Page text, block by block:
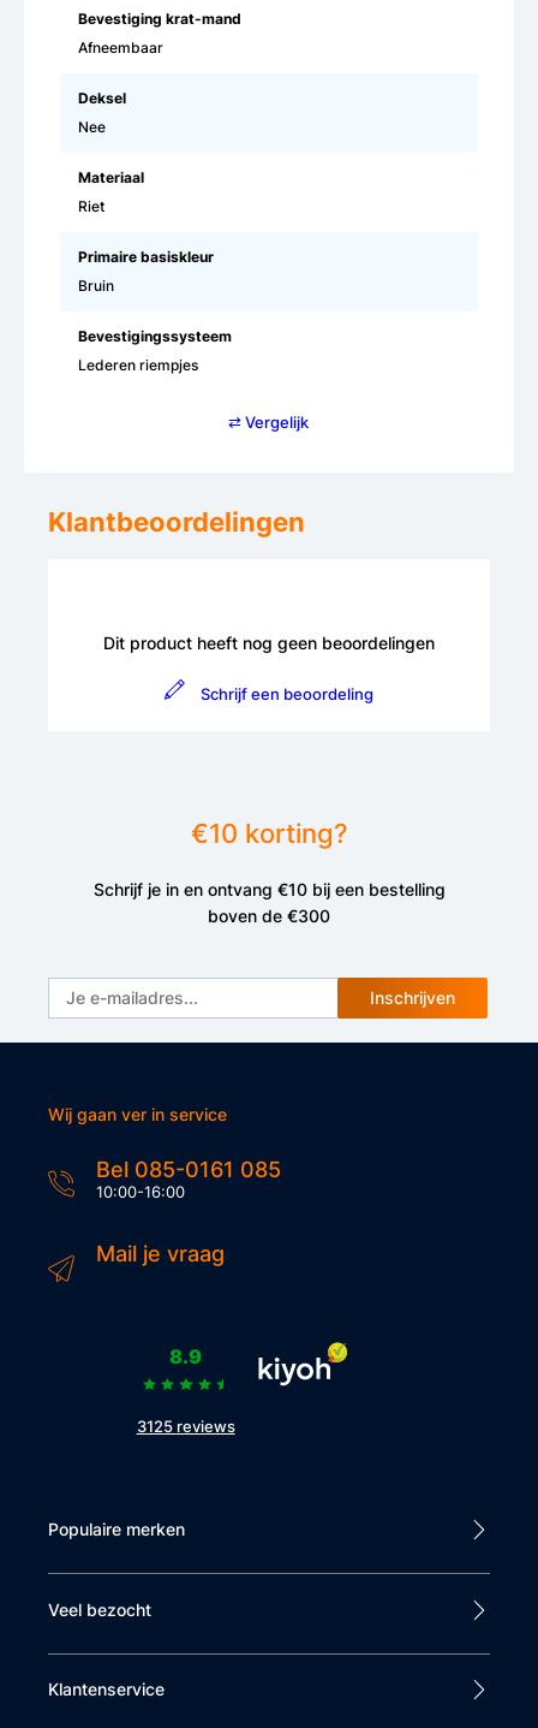
Bevestiging krat-mand
Afneembaar
Deksel
Nee
Materiaal
Riet
Primaire basiskleur
Bruin
Bevestigingssysteem
Lederen riempjes
⇄ Vergelijk
Klantbeoordelingen
Dit product heeft nog geen beoordelingen
Schrijf een beoordeling
€10 korting?
Schrijf je in en ontvang €10 bij een bestelling
boven de €300
Inschrijven
Wij gaan ver in service
Bel 085-0161 085
10:00-16:00
Mail je vraag
8.9
3125 reviews
Populaire merken
Veel bezocht
Klantenservice